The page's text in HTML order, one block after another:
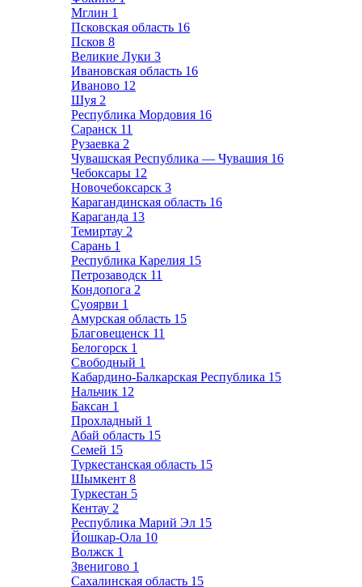
Мглин 1
Псковская область 16
Псков 8
Великие Луки 3
Ивановская область 16
Иваново 12
Шуя 2
Республика Мордовия 16
Саранск 11
Рузаевка 2
Чувашская Республика — Чувашия 16
Чебоксары 12
Новочебоксарск 3
Карагандинская область 16
Караганда 13
Темиртау 2
Сарань 1
Республика Карелия 15
Петрозаводск 11
Кондопога 2
Суоярви 1
Амурская область 15
Благовещенск 11
Белогорск 1
Свободный 1
Кабардино-Балкарская Республика 15
Нальчик 12
Баксан 1
Прохладный 1
Абай область 15
Семей 15
Туркестанская область 15
Шымкент 8
Туркестан 5
Кентау 2
Республика Марий Эл 15
Йошкар-Ола 10
Волжск 1
Звенигово 1
Сахалинская область 15